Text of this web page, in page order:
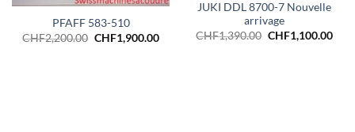
PFAFF 583-510
CHF2,200.00 Le
CHF1,900.00Le
JUKI DDL 8700-7 Nouvelle
arrivage
CHF1,390.00 Le
CHF1,100.00Le